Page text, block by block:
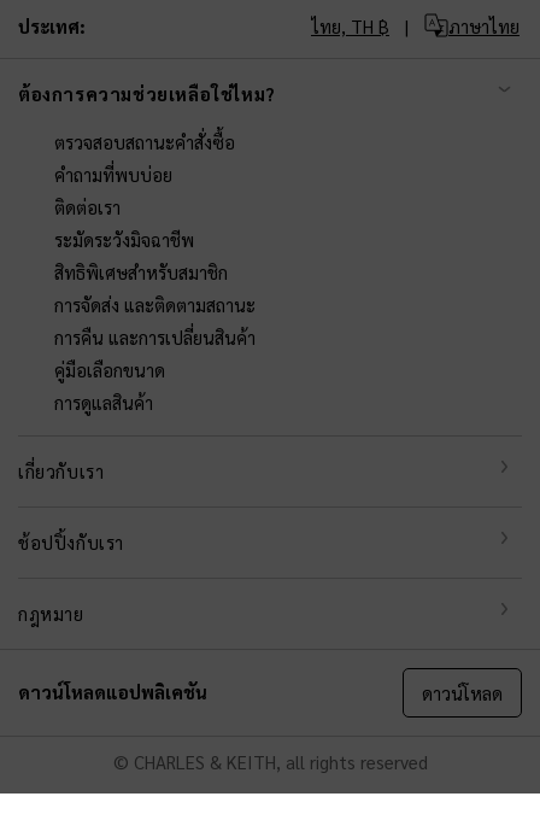
ประเทศ: ไทย, TH ฿ ภาษาไทย
ต้องการความช่วยเหลือใช่ไหม?
ตรวจสอบสถานะคำสั่งซื้อ
คำถามที่พบบ่อย
ติดต่อเรา
ระมัดระวังมิจฉาชีพ
สิทธิพิเศษสำหรับสมาชิก
การจัดส่ง และติดตามสถานะ
การคืน และการเปลี่ยนสินค้า
คู่มือเลือกขนาด
การดูแลสินค้า
เกี่ยวกับเรา
ช้อปปิ้งกับเรา
กฎหมาย
ดาวน์โหลดแอปพลิเคชัน ดาวน์โหลด
© CHARLES & KEITH, all rights reserved